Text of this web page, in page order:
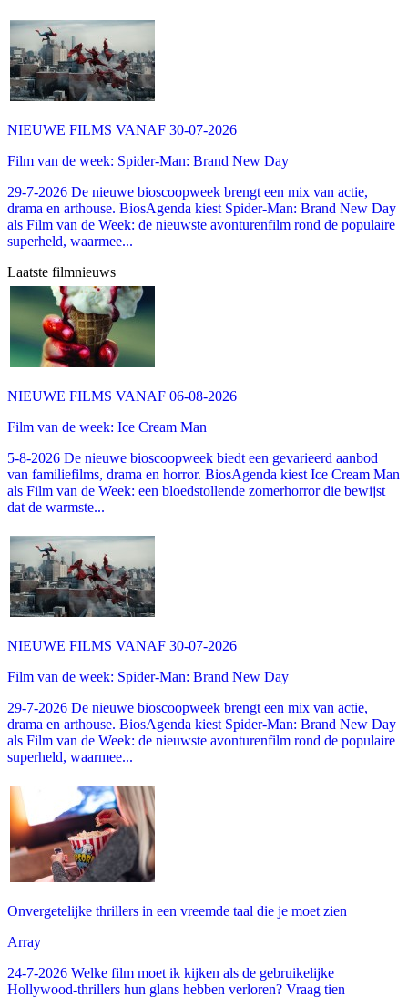
NIEUWE FILMS VANAF 30-07-2026
Film van de week: Spider-Man: Brand New Day
29-7-2026 De nieuwe bioscoopweek brengt een mix van actie,
drama en arthouse. BiosAgenda kiest Spider-Man: Brand New Day
als Film van de Week: de nieuwste avonturenfilm rond de populaire
superheld, waarmee...
Laatste filmnieuws
NIEUWE FILMS VANAF 06-08-2026
Film van de week: Ice Cream Man
5-8-2026 De nieuwe bioscoopweek biedt een gevarieerd aanbod
van familiefilms, drama en horror. BiosAgenda kiest Ice Cream Man
als Film van de Week: een bloedstollende zomerhorror die bewijst
dat de warmste...
NIEUWE FILMS VANAF 30-07-2026
Film van de week: Spider-Man: Brand New Day
29-7-2026 De nieuwe bioscoopweek brengt een mix van actie,
drama en arthouse. BiosAgenda kiest Spider-Man: Brand New Day
als Film van de Week: de nieuwste avonturenfilm rond de populaire
superheld, waarmee...
Onvergetelijke thrillers in een vreemde taal die je moet zien
Array
24-7-2026 Welke film moet ik kijken als de gebruikelijke
Hollywood-thrillers hun glans hebben verloren? Vraag tien